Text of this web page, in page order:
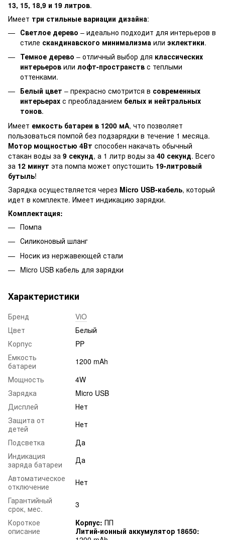
13, 15, 18,9 и 19 литров.
Имеет три стильные вариации дизайна:
Светлое дерево – идеально подходит для интерьеров в
стиле скандинавского минимализма или эклектики.
Темное дерево – отличный выбор для классических
интерьеров или лофт-пространств с теплыми
оттенками.
Белый цвет – прекрасно смотрится в современных
интерьерах с преобладанием белых и нейтральных
тонов.
Имеет емкость батареи в 1200 мА, что позволяет
пользоваться помпой без подзарядки в течение 1 месяца.
Мотор мощностью 4Вт способен накачать обычный
стакан воды за 9 секунд, а 1 литр воды за 40 секунд. Всего
за 12 минут эта помпа может опустошить 19-литровый
бутыль!
Зарядка осуществляется через Micro USB-кабель, который
идет в комплекте. Имеет индикацию зарядки.
Комплектация:
Помпа
Силиконовый шланг
Носик из нержавеющей стали
Micro USB кабель для зарядки
Характеристики
Бренд
ViO
Цвет
Белый
Корпус
PP
Емкость
батареи
1200 mAh
Мощность
4W
Зарядка
Micro USB
Дисплей
Нет
Защита от
детей
Нет
Подсветка
Да
Индикация
заряда батареи
Да
Автоматическое
отключение
Нет
Гарантийный
срок, мес.
3
Короткое
описание
Корпус: ПП
Литий-ионный аккумулятор 18650: